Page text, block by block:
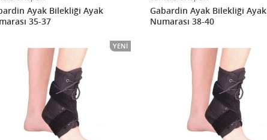
Ayak Bilekliği Ayak
35-37
YENI
Gabardin Ayak Bilekliği Ayak
Numarası 38-40